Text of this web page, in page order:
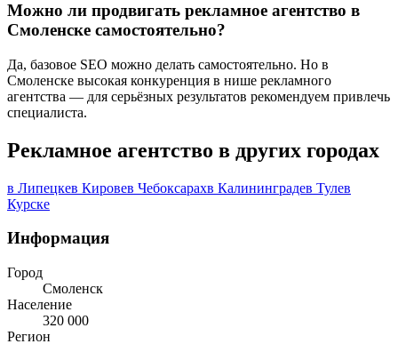
Можно ли продвигать рекламное агентство в
Смоленске самостоятельно?
Да, базовое SEO можно делать самостоятельно. Но в
Смоленске высокая конкуренция в нише рекламного
агентства — для серьёзных результатов рекомендуем привлечь
специалиста.
Рекламное агентство в других городах
в Липецкев Кировев Чебоксарахв Калининградев Тулев
Курске
Информация
Город
Смоленск
Население
320 000
Регион